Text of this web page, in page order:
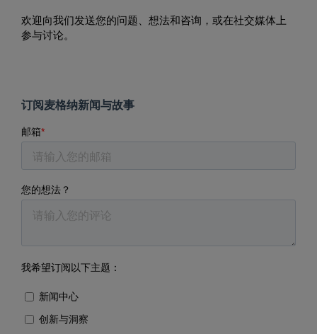
欢迎向我们发送您的问题、想法和咨询，或在社交媒体上
参与讨论。